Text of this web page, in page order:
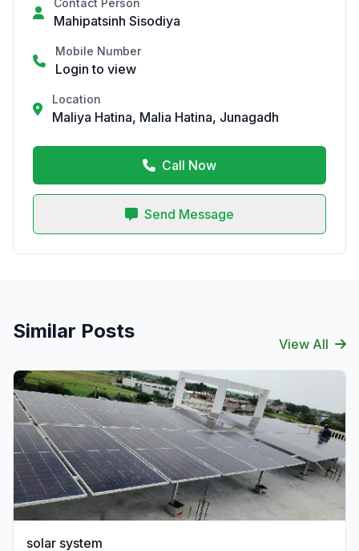
Contact Person
Mahipatsinh Sisodiya
Mobile Number
Login to view
Location
Maliya Hatina, Malia Hatina, Junagadh
Call Now
Send Message
Similar Posts
View All
solar system